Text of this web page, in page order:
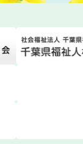
１８回研究大